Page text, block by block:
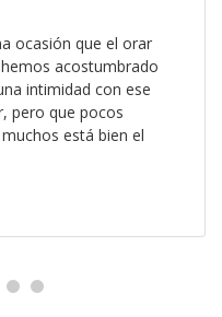
ocasión que el orar
acostumbrado
intimidad con ese
pero que pocos
está bien el